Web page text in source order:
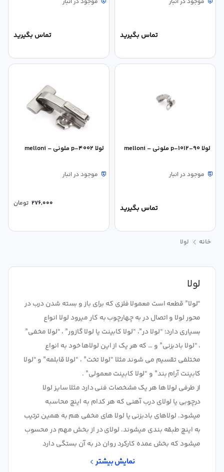
موجود در انبار
تماس بگیرید
موجود در انبار
تماس بگیرید
لولا p-1012-90 ملونی – melloni
موجود در انبار
تماس بگیرید
لولا p-4002 ملونی – melloni
موجود در انبار
276,000 تومان
خانه لولا
لولا
“لولا” قطعه است معمولا فلزی که برای باز و بسته شدن درب در
محور لولا و اتصال در به چهارچوب به کار میرود لولا انواع
بسیاری دارد؛ “لولا در”، “لولا کابینت یا لولا گازور” ، “لولا مخفی”
، “لولا بادبزنی” و … که هر یک از این لولاها خود به انواع
مختلفی تقسیم می شوند مثلا “لولا تخت” ، “لولا قابلمه” و “لولا
کابینت آرام بند” و “لولا کابینت معمولی” .
از طرفی لولا ها هر یک مشخصات فنی دارد مثلا سایز لولا
درچوبی یا لولای درب آهنی که هر کدام به اینچ محاسبه
میشود. لولاهای بادبزنی یا لولا های مخفی هم به همین ترتیب
به اینچ طبقه بندی میشوند. لولای در از بخش مهم در محسوب
میشود که بخش عمده کارکرد روان در به آن بستگی دارد
نمایش بیشتر